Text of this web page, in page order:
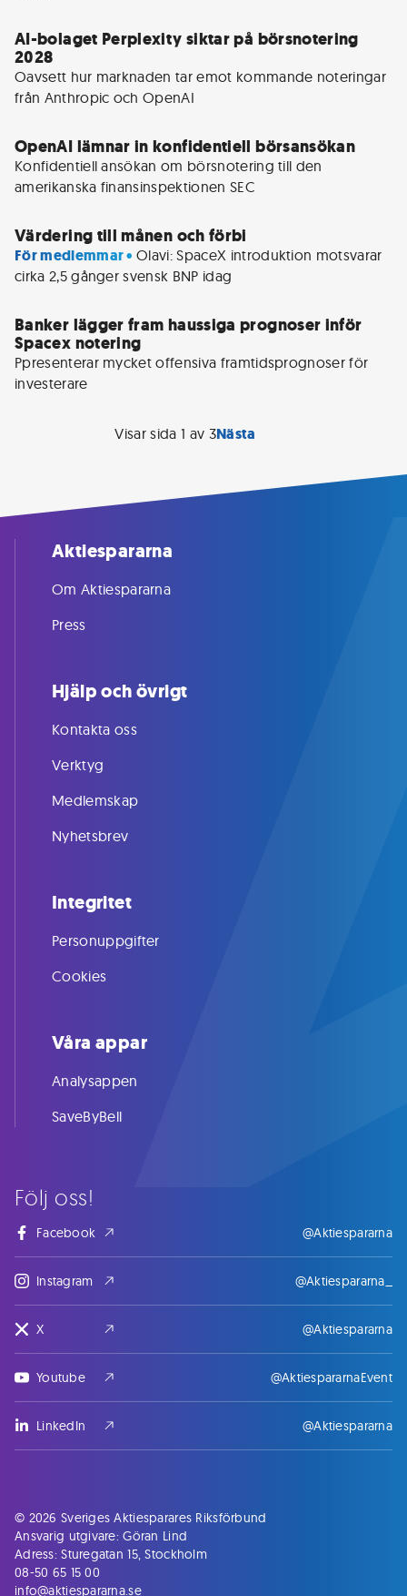
AI-bolaget Perplexity siktar på börsnotering
2028
Oavsett hur marknaden tar emot kommande noteringar
OpenAI lämnar in konfidentiell börsansökan
Konfidentiell ansökan om börsnotering till den
Värdering till månen och förbi
För medlemmar • Olavi: SpaceX introduktion motsvarar
cirka 2,5 gånger svensk BNP idag
Banker lägger fram haussiga prognoser inför
Spacex notering
Ppresenterar mycket offensiva framtidsprognoser för
Visar sida 1 av 3Nästa
Följ oss!
Facebook @Aktiespararna
Instagram @Aktiespararna_
X @Aktiespararna
Youtube @AktiespararnaEvent
LinkedIn @Aktiespararna
Aktiespararna
Om Aktiespararna
Press
Hjälp och övrigt
Kontakta oss
Verktyg
Medlemskap
Nyhetsbrev
Integritet
Personuppgifter
Cookies
Våra appar
Analysappen
SaveByBell
© 2026 Sveriges Aktiesparares Riksförbund
Ansvarig utgivare: Göran Lind
Adress: Sturegatan 15, Stockholm
08-50 65 15 00
info@aktiespararna.se